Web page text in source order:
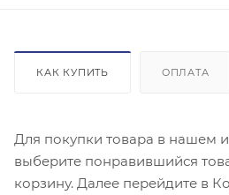
КАК КУПИТЬ ОПЛАТА
Для покупки товара в нашем
выберите понравившийся
корзину. Далее перейдите в